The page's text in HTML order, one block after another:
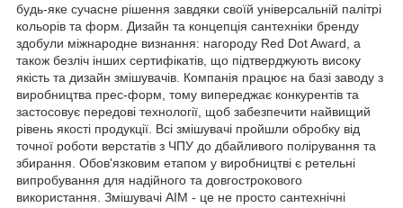
будь-яке сучасне рішення завдяки своїй універсальній палітрі
кольорів та форм. Дизайн та концепція сантехніки бренду
здобули міжнародне визнання: нагороду Red Dot Award, а
також безліч інших сертифікатів, що підтверджують високу
якість та дизайн змішувачів. Компанія працює на базі заводу з
виробництва прес-форм, тому випереджає конкурентів та
застосовує передові технології, щоб забезпечити найвищий
рівень якості продукції. Всі змішувачі пройшли обробку від
точної роботи верстатів з ЧПУ до дбайливого полірування та
збирання. Обов'язковим етапом у виробництві є ретельні
випробування для надійного та довгострокового
використання. Змішувачі AIM - це не просто сантехнічні